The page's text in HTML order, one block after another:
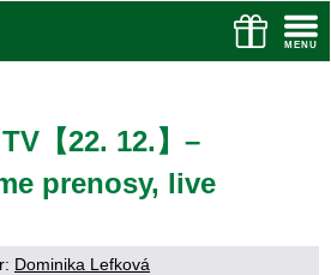
【22. 12.】–
prenosy, live
Dominika Lefková